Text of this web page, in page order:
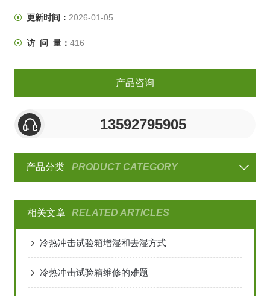
更新时间： 2026-01-05
访 问 量： 416
产品咨询
13592795905
产品分类 PRODUCT CATEGORY
相关文章 RELATED ARTICLES
冷热冲击试验箱增湿和去湿方式
冷热冲击试验箱维修的难题